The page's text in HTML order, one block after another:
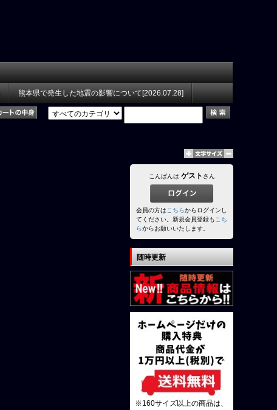
熊本県で発生した地震の影響について[2026.07.28]
こんばんは ゲスト さん
会員の方はこちらからログインし
てください。新規会員登録もこち
らからお願いいたします。
随時更新
※160サイズ以上の商品は、